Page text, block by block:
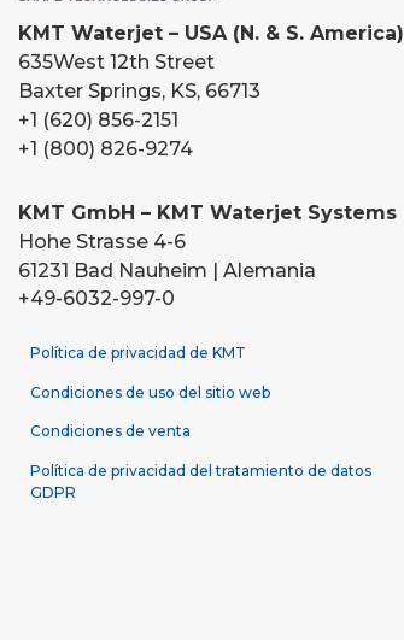
KMT Waterjet – USA (N. & S. America)
635West 12th Street
Baxter Springs, KS, 66713
+1 (620) 856-2151
+1 (800) 826-9274
KMT GmbH – KMT Waterjet Systems
Hohe Strasse 4-6
61231 Bad Nauheim | Alemania
+49-6032-997-0
Política de privacidad de KMT
Condiciones de uso del sitio web
Condiciones de venta
Política de privacidad del tratamiento de datos
GDPR